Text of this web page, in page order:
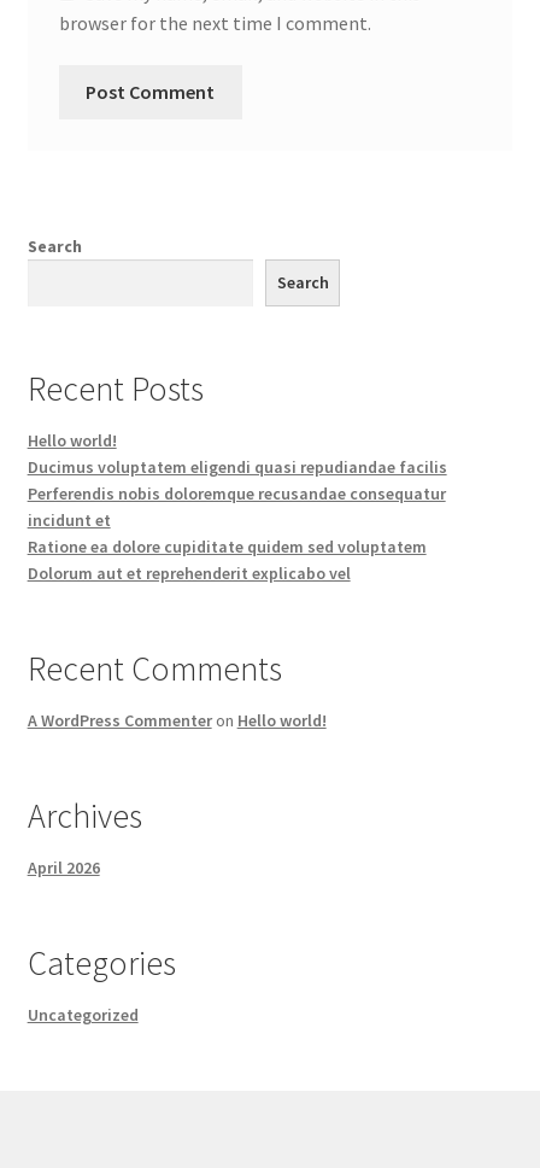
browser for the next time I comment.
Search
Search
Recent Posts
Hello world!
Ducimus voluptatem eligendi quasi repudiandae facilis
Perferendis nobis doloremque recusandae consequatur
incidunt et
Ratione ea dolore cupiditate quidem sed voluptatem
Dolorum aut et reprehenderit explicabo vel
Recent Comments
A WordPress Commenteron Hello world!
Archives
April 2026
Categories
Uncategorized